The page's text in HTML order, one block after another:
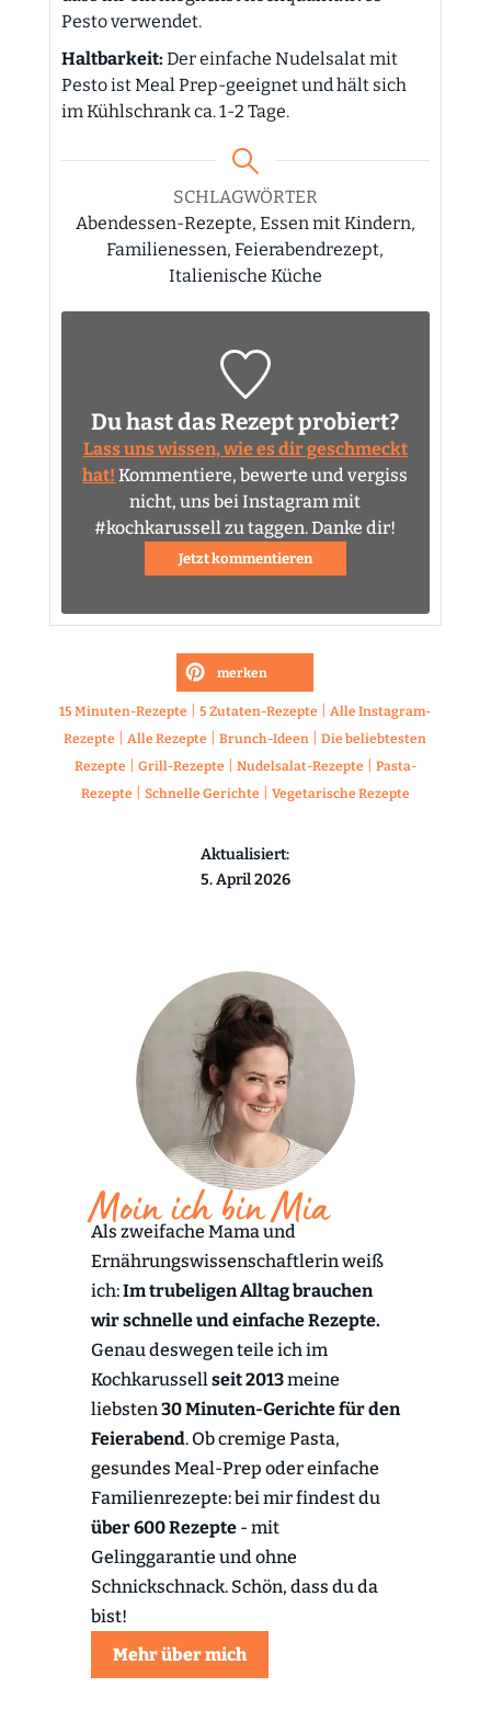
Pesto verwendet.
Haltbarkeit: Der einfache Nudelsalat mit
Pesto ist Meal Prep-geeignet und hält sich
im Kühlschrank ca. 1-2 Tage.
SCHLAGWÖRTER
Abendessen-Rezepte, Essen mit Kindern,
Familienessen, Feierabendrezept,
Italienische Küche
Du hast das Rezept probiert?
Lass uns wissen, wie es dir geschmeckt
hat! Kommentiere, bewerte und vergiss
nicht, uns bei Instagram mit
#kochkarussell zu taggen. Danke dir!
Jetzt kommentieren
merken
15 Minuten-Rezepte |5 Zutaten-Rezepte |Alle Instagram-
Rezepte
|Alle Rezepte |Brunch-Ideen |Die beliebtesten
Rezepte
Grill-Rezepte Nudelsalat-Rezepte
Pasta-
Rezepte
Schnelle Gerichte Vegetarische Rezepte
Aktualisiert:
5. April 2026
Moin ich bin Mia
Als zweifache Mama und
Ernährungswissenschaftlerin weiß
ich:Im trubeligen Alltag brauchen
wir schnelle und einfache Rezepte.
Genau deswegen teile ich im
Kochkarussellseit 2013meine
liebsten30 Minuten-Gerichte für den
Feierabend. Ob cremige Pasta,
gesundes Meal-Prep oder einfache
Familienrezepte: bei mir findest du
über 600 Rezepte- mit
Gelinggarantie und ohne
Schnickschnack. Schön, dass du da
bist!
Mehr über mich